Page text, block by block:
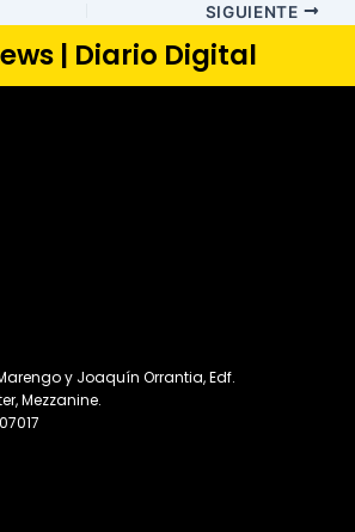
SIGUIENTE
| Diario Digital
y Joaquín Orrantia, Edf.
Mezzanine.